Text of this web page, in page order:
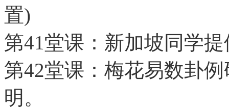
置)
第41堂课：新加坡同学
第42堂课：梅花易数卦
明。